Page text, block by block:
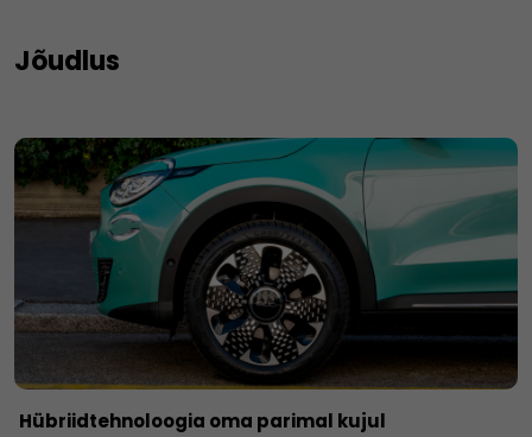
Jõudlus
Hübriidtehnoloogia oma parimal kujul